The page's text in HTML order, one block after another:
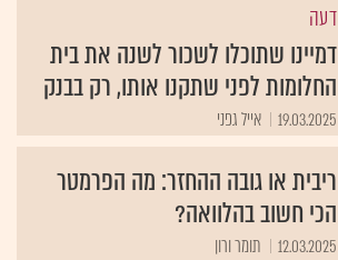
דעה
דמיינו שתוכלו לשכור לשנה את בית
החלומות לפני שתקנו אותו, רק בבנק
19.03.2025 אייל גפני
ריבית או גובה ההחזר: מה הפרמטר
הכי חשוב בהלוואה?
12.03.2025 תומר ורון